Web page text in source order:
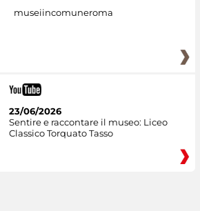
museiincomuneroma
23/06/2026
Sentire e raccontare il museo: Liceo
Classico Torquato Tasso